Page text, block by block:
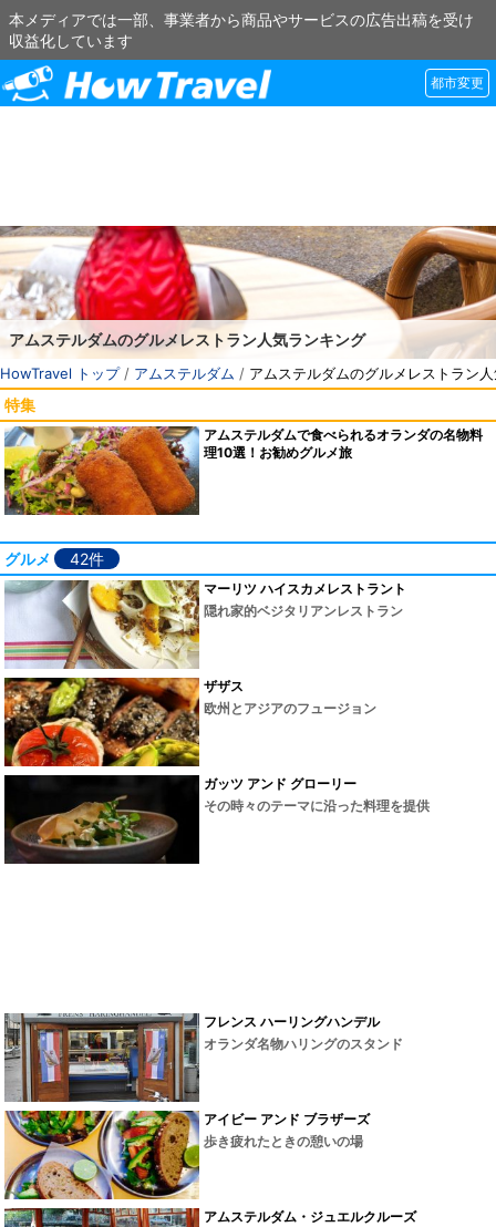
本メディアでは一部、事業者から商品やサービスの広告出稿を受け
収益化しています
都市変更
アムステルダムのグルメレストラン人気ランキング
HowTravel トップ/ アムステルダム / アムステルダムのグルメレストラン
特集
アムステルダムで食べられるオランダの名物料
理10選！お勧めグルメ旅
グルメ 42件
マーリツ ハイスカメレストラント
隠れ家的ベジタリアンレストラン
ザザス
欧州とアジアのフュージョン
ガッツ アンド グローリー
その時々のテーマに沿った料理を提供
フレンス ハーリングハンデル
オランダ名物ハリングのスタンド
アイビー アンド ブラザーズ
歩き疲れたときの憩いの場
アムステルダム・ジュエルクルーズ